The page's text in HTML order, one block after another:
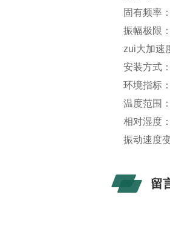
固有频率
振幅极限
zui大加速
安装方式
环境指标
温度范围
相对湿度
振动速度
留